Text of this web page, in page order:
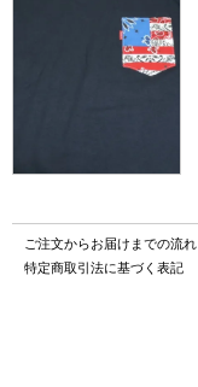
ご注文からお届けまでの流れ
特定商取引法に基づく表記